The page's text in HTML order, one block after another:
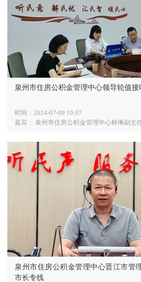
泉州市住房公积金管理中心领导轮值接
时间：2024-07-09 10:07
嘉宾：
泉州市住房公积金管理中心林琳副主
泉州市住房公积金管理中心晋江市管
市长专线